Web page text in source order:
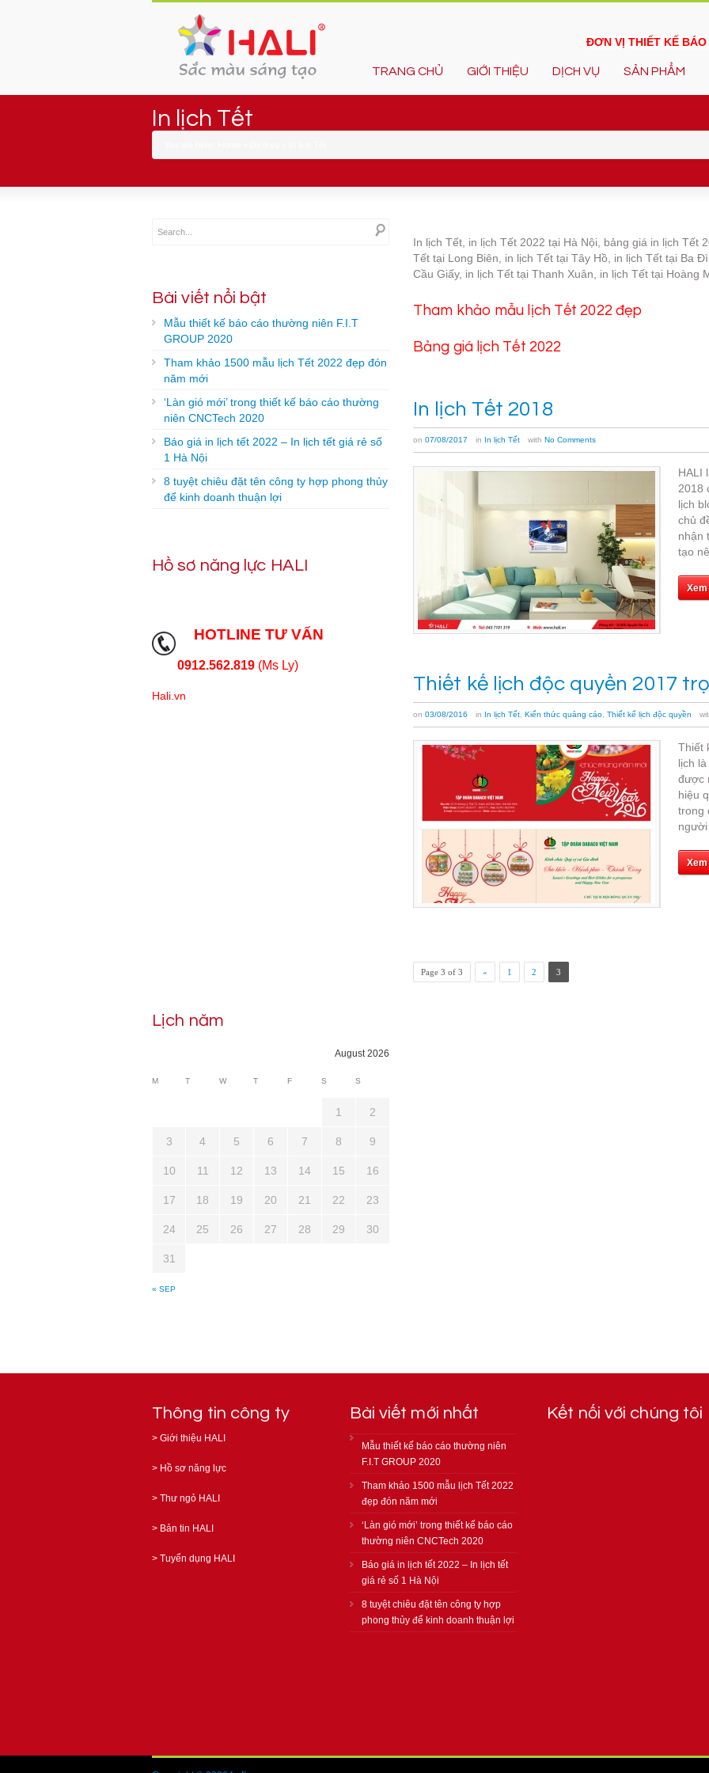
ĐƠN VỊ THIẾT KẾ
TRANG CHỦ GIỚI THIỆU DỊCH VỤ SẢN PHẨM
In lịch Tết
In lịch Tết, in lịch Tết 2022 tại Hà Nội, bảng giá in lịch Tết
Tết tại Long Biên, in lịch Tết tại Tây Hồ, in lịch Tết tại Ba
Cầu Giấy, in lịch Tết tại Thanh Xuân, in lịch Tết tại Hoàng
Tham khảo mẫu lịch Tết 2022 đẹp
Bảng giá lịch Tết 2022
In lịch Tết 2018
on 07/08/2017 in In lịch Tết with No Comments
HALI
2018
lịch
chủ
nhận
tạo
Thiết kế lịch độc quyền 2017
on 03/08/2016 in In lịch Tết Kiến thức quảng cáo Thiết kế lịch độc quyền
Thiết
lịch
được
hiệu
trong
Page 3 of 3 « 1 2 3
Bài viết nổi bật
Mẫu thiết kế báo cáo thường niên F.I.T
GROUP 2020
Tham khảo 1500 mẫu lịch Tết 2022 đẹp đón
năm mới
‘Làn gió mới’ trong thiết kế báo cáo thường
niên CNCTech 2020
Báo giá in lịch tết 2022 – In lịch tết giá rẻ số
1 Hà Nội
8 tuyệt chiêu đặt tên công ty hợp phong thủy
để kinh doanh thuận lợi
Hồ sơ năng lực HALI
HOTLINE TƯ VẤN
0912.562.819 (Ms Ly)
Hali.vn
Lịch năm
August 2026
M T W T F S S
« SEP
1 2
3 4 5 6 7 8 9
10 11 12 13 14 15 16
17 18 19 20 21 22 23
24 25 26 27 28 29 30
31
Thông tin công ty
> Giới thiệu HALI
> Hồ sơ năng lực
> Thư ngỏ HALI
> Bản tin HALI
> Tuyển dụng HALI
Bài viết mới nhất
Mẫu thiết kế báo cáo thường niên
F.I.T GROUP 2020
Tham khảo 1500 mẫu lịch Tết 2022
đẹp đón năm mới
‘Làn gió mới’ trong thiết kế báo cáo
thường niên CNCTech 2020
Báo giá in lịch tết 2022 – In lịch tết
giá rẻ số 1 Hà Nội
8 tuyệt chiêu đặt tên công ty hợp
phong thủy để kinh doanh thuận lợi
Kết nối với chúng tôi